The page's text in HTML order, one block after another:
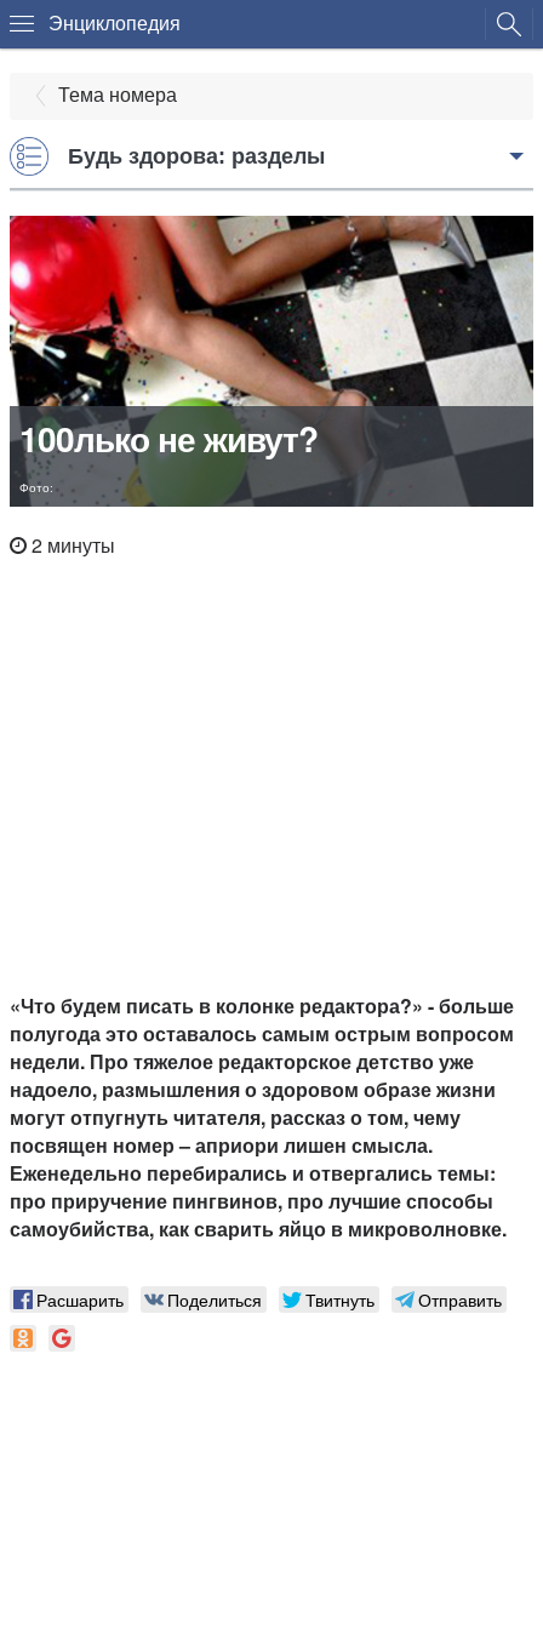
Энциклопедия
Тема номера
Будь здорова: разделы
100лько не живут?
Фото:
2 минуты
«Что будем писать в колонке редактора?» - больше
полугода это оставалось самым острым вопросом
недели. Про тяжелое редакторское детство уже
надоело, размышления о здоровом образе жизни
могут отпугнуть читателя, рассказ о том, чему
посвящен номер – априори лишен смысла.
Еженедельно перебирались и отвергались темы:
про приручение пингвинов, про лучшие способы
самоубийства, как сварить яйцо в микроволновке.
Расшарить Поделиться Твитнуть Отправить